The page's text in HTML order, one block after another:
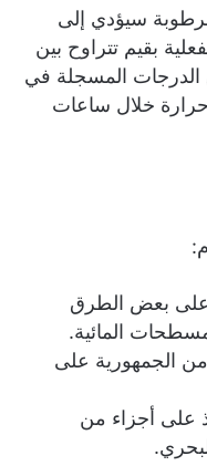
سيؤدي إلى
بقيم تتراوح بين
فوق الدرجات المسجلة في
خلال ساعات
على بعض الطرق
المائية.
الجمهورية على
على أجزاء من